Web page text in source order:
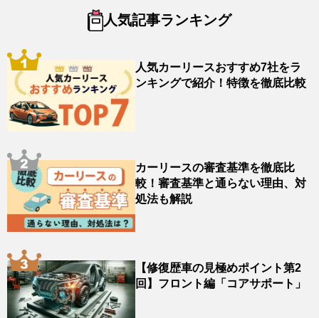
人気記事ランキング
人気カーリースおすすめ7社をラ
ンキングで紹介！特徴を徹底比較
カーリースの審査基準を徹底比
較！審査基準と通らない理由、対
処法も解説
【修復歴車の見極めポイント第2
回】フロント編「コアサポート」